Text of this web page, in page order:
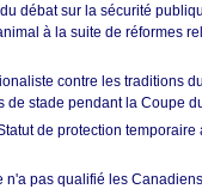
débat sur la sécurité
à la suite de réformes
contre les traditions
de stade pendant la Coupe
de protection temporaire
n'a pas qualifié les